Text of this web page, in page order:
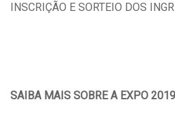
INSCRIÇÃO E SORTEIO DOS
SAIBA MAIS SOBRE A EXPO